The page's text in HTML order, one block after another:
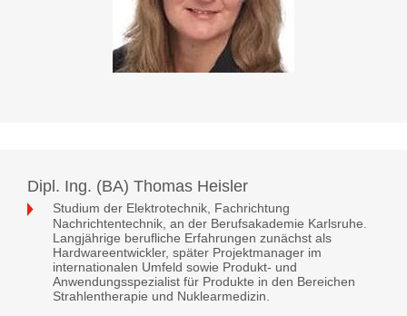
Dipl. Ing. (BA) Thomas Heisler
Studium der Elektrotechnik, Fachrichtung
Nachrichtentechnik, an der Berufsakademie Karlsruhe.
Langjährige berufliche Erfahrungen zunächst als
Hardwareentwickler, später Projektmanager im
internationalen Umfeld sowie Produkt- und
Anwendungsspezialist für Produkte in den Bereichen
Strahlentherapie und Nuklearmedizin.